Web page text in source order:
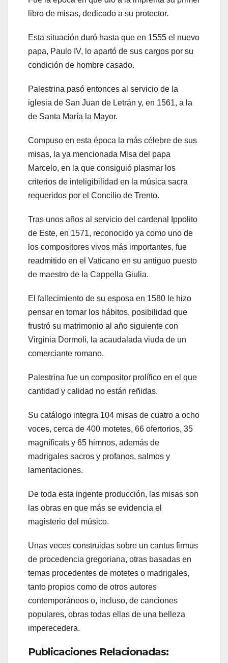
libro de misas, dedicado a su protector.
Esta situación duró hasta que en 1555 el nuevo
papa, Paulo IV, lo apartó de sus cargos por su
condición de hombre casado.
Palestrina pasó entonces al servicio de la
iglesia de San Juan de Letrán y, en 1561, a la
de Santa María la Mayor.
Compuso en esta época la más célebre de sus
misas, la ya mencionada Misa del papa
Marcelo, en la que consiguió plasmar los
criterios de inteligibilidad en la música sacra
requeridos por el Concilio de Trento.
Tras unos años al servicio del cardenal Ippolito
de Este, en 1571, reconocido ya como uno de
los compositores vivos más importantes, fue
readmitido en el Vaticano en su antiguo puesto
de maestro de la Cappella Giulia.
El fallecimiento de su esposa en 1580 le hizo
pensar en tomar los hábitos, posibilidad que
frustró su matrimonio al año siguiente con
Virginia Dormoli, la acaudalada viuda de un
comerciante romano.
Palestrina fue un compositor prolífico en el que
cantidad y calidad no están reñidas.
Su catálogo integra 104 misas de cuatro a ocho
voces, cerca de 400 motetes, 66 ofertorios, 35
magníficats y 65 himnos, además de
madrigales sacros y profanos, salmos y
lamentaciones.
De toda esta ingente producción, las misas son
las obras en que más se evidencia el
magisterio del músico.
Unas veces construidas sobre un cantus firmus
de procedencia gregoriana, otras basadas en
temas procedentes de motetes o madrigales,
tanto propios como de otros autores
contemporáneos o, incluso, de canciones
populares, obras todas ellas de una belleza
imperecedera.
Publicaciones Relacionadas: